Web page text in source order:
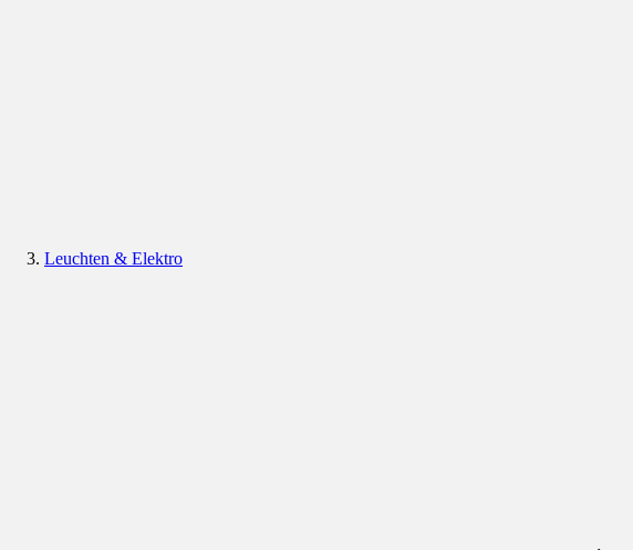
Leuchten & Elektro